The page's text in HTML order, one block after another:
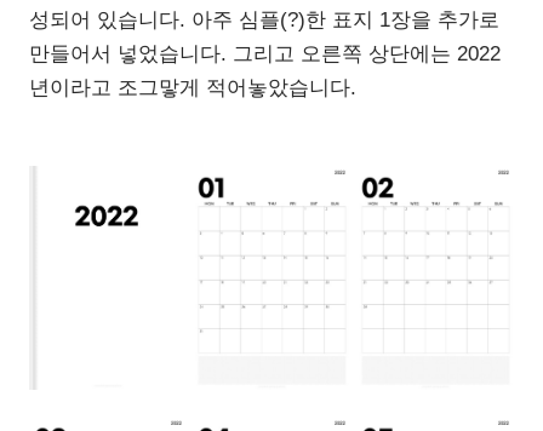
성되어 있습니다. 아주 심플(?)한 표지 1장을 추가로
만들어서 넣었습니다. 그리고 오른쪽 상단에는 2022
년이라고 조그맣게 적어놓았습니다.